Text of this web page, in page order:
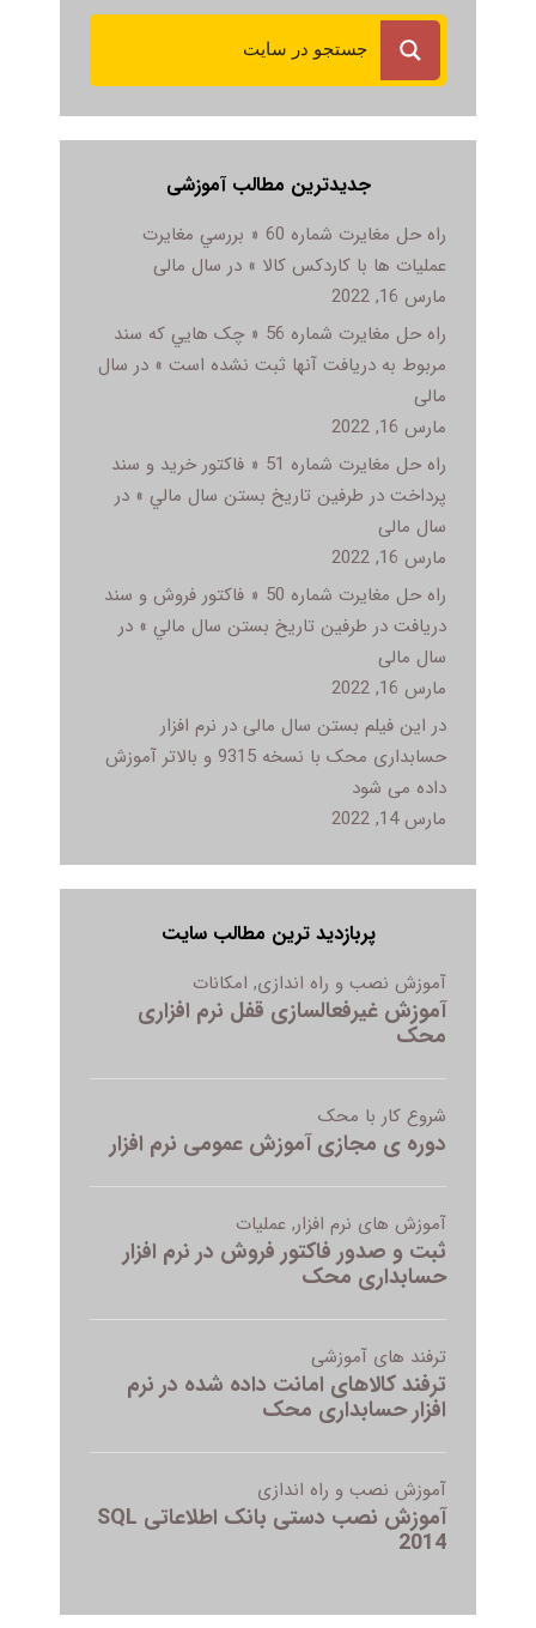
جدیدترین مطالب آموزشی
راه حل مغایرت شماره 60 « بررسي مغايرت
عمليات ها با کاردکس کالا » در سال مالی
مارس 16, 2022
راه حل مغایرت شماره 56 « چک هايي که سند
مربوط به دريافت آنها ثبت نشده است » در سال
مالی
مارس 16, 2022
راه حل مغایرت شماره 51 « فاکتور خريد و سند
پرداخت در طرفين تاريخ بستن سال مالي » در
سال مالی
مارس 16, 2022
راه حل مغایرت شماره 50 « فاکتور فروش و سند
دريافت در طرفين تاريخ بستن سال مالي » در
سال مالی
مارس 16, 2022
در این فیلم بستن سال مالی در نرم افزار
حسابداری محک با نسخه 9315 و بالاتر آموزش
داده می شود
مارس 14, 2022
پربازدید ترین مطالب سایت